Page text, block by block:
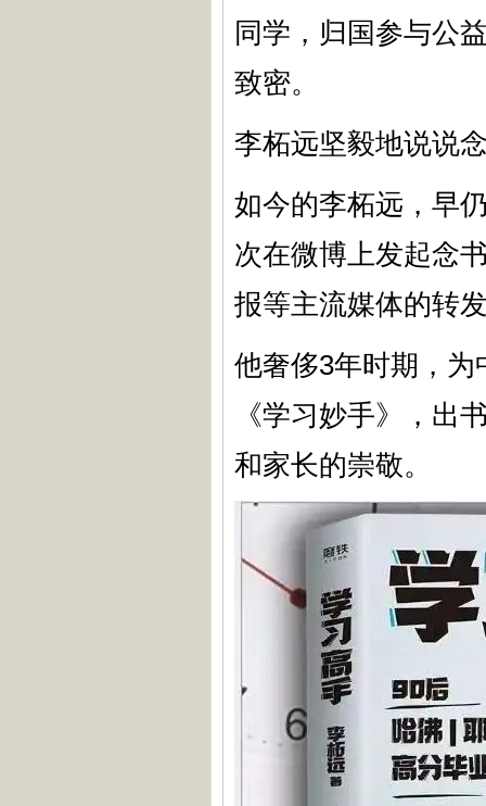
同学，归国参与公
致密。
李柘远坚毅地说说
如今的李柘远，早
次在微博上发起念
报等主流媒体的转
他奢侈3年时期，
《学习妙手》，出
和家长的崇敬。